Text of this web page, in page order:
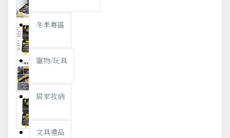
冬季專區
寵物/玩具
居家收納
文具禮品